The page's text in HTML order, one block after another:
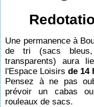
Une permanence à
de tri (sacs
transparents) aura
l'Espace Loisirsde 14
Pensez à ne pas
prévoir un cabas
rouleaux de sacs.